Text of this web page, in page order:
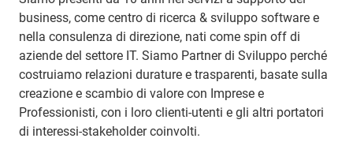
business, come centro di ricerca & sviluppo software e
nella consulenza di direzione, nati come spin off di
aziende del settore IT. Siamo Partner di Sviluppo perché
costruiamo relazioni durature e trasparenti, basate sulla
creazione e scambio di valore con Imprese e
Professionisti, con i loro clienti-utenti e gli altri portatori
di interessi-stakeholder coinvolti.